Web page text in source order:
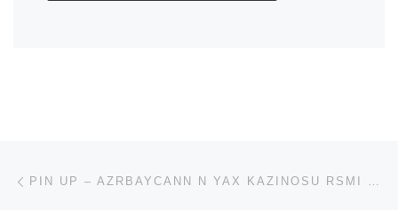
Navegación de entradas PIN UP – AZRBAYCANN N YAX KAZINOSU RSMI SAYT.327